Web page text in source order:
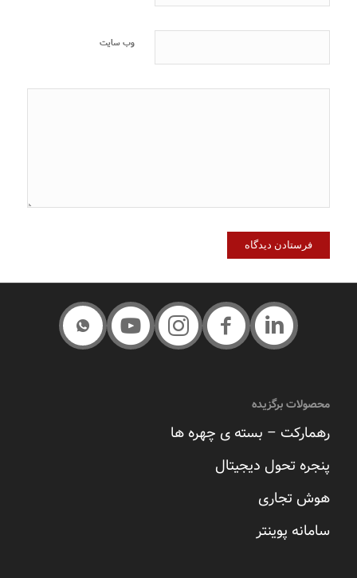
وب‌ سایت
محصولات برگزیده
رهمارکت – بسته ی چهره ها
پنجره تحول دیجیتال
هوش تجاری
سامانه پوینتر